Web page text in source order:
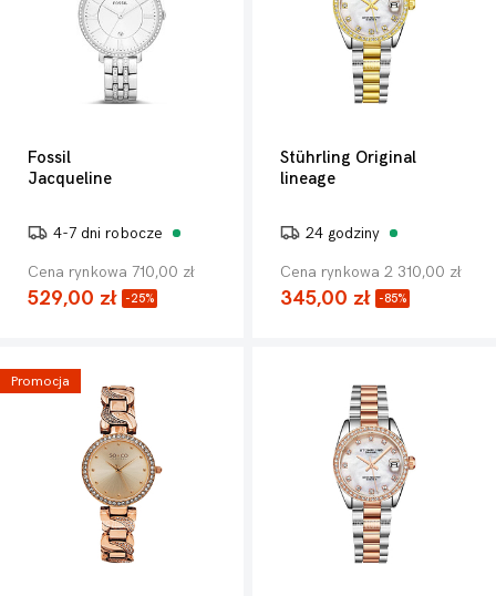
Fossil
Jacqueline
4-7 dni robocze
Cena rynkowa 710,00 zł
529,00 zł -25%
Stührling Original
lineage
24 godziny
Cena rynkowa 2 310,00 zł
345,00 zł -85%
Promocja